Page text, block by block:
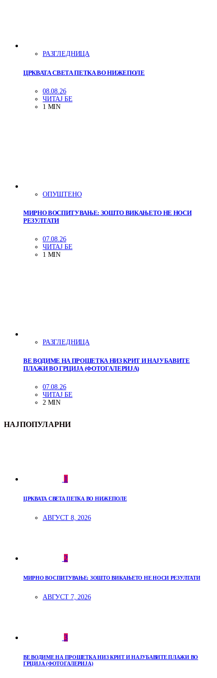
РАЗГЛЕДНИЦА
ЦРКВАТА СВЕТА ПЕТКА ВО НИЖЕПОЛЕ
08.08.26
ЧИТАЈ БЕ
1 MIN
ОПУШТЕНО
МИРНО ВОСПИТУВАЊЕ: ЗОШТО ВИКАЊЕТО НЕ НОСИ
РЕЗУЛТАТИ
07.08.26
ЧИТАЈ БЕ
1 MIN
РАЗГЛЕДНИЦА
ВЕ ВОДИМЕ НА ПРОШЕТКА НИЗ КРИТ И НАЈУБАВИТЕ
ПЛАЖИ ВО ГРЦИЈА (ФОТОГАЛЕРИЈА)
07.08.26
ЧИТАЈ БЕ
2 MIN
НАЈПОПУЛАРНИ
1
ЦРКВАТА СВЕТА ПЕТКА ВО НИЖЕПОЛЕ
АВГУСТ 8, 2026
2
МИРНО ВОСПИТУВАЊЕ: ЗОШТО ВИКАЊЕТО НЕ НОСИ РЕЗУЛТАТИ
АВГУСТ 7, 2026
3
ВЕ ВОДИМЕ НА ПРОШЕТКА НИЗ КРИТ И НАЈУБАВИТЕ ПЛАЖИ ВО
ГРЦИЈА (ФОТОГАЛЕРИЈА)